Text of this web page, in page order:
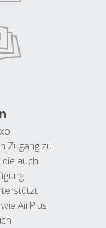
Zugang zu
auch
AirPlus.